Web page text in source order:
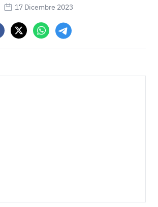
17 Dicembre 2023